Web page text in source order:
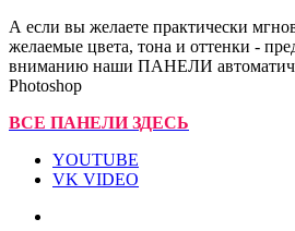
А если вы желаете практически
желаемые цвета, тона и оттенки -
вниманию наши ПАНЕЛИ
Photoshop
ВСЕ ПАНЕЛИ ЗДЕСЬ
YOUTUBE
VK VIDEO